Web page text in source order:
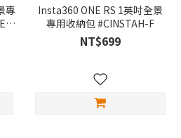
專
Insta360 ONE RS 1英吋全景
專用收納包 #CINSTAH-F
NT$699